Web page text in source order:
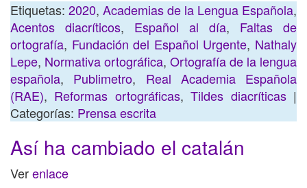
Etiquetas: 2020, Academias de la Lengua Española,
Acentos diacríticos, Español al día, Faltas de
ortografía, Fundación del Español Urgente, Nathaly
Lepe, Normativa ortográfica, Ortografía de la lengua
española, Publimetro, Real Academia Española
(RAE), Reformas ortográficas,Tildes diacríticas|
Categorías: Prensa escrita
Así ha cambiado el catalán
Verenlace